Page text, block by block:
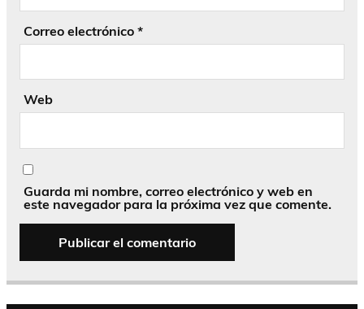
Correo electrónico *
Web
Guarda mi nombre, correo electrónico y web en
este navegador para la próxima vez que comente.